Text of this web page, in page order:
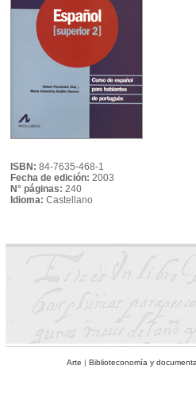
ISBN: 84-7635-468-1
Fecha de edición: 2003
N° páginas: 240
Idioma: Castellano
Arte | Biblioteconomía y